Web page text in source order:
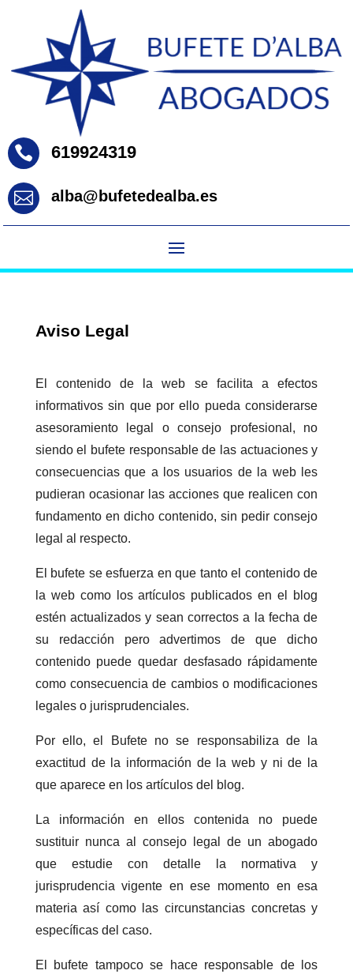
 619924319
 alba@bufetedealba.es
Aviso Legal
El contenido de la web se facilita a efectos
informativos sin que por ello pueda considerarse
asesoramiento legal o consejo profesional, no
siendo el bufete responsable de las actuaciones y
consecuencias que a los usuarios de la web les
pudieran ocasionar las acciones que realicen con
fundamento en dicho contenido, sin pedir consejo
legal al respecto.
El bufete se esfuerza en que tanto el contenido de
la web como los artículos publicados en el blog
estén actualizados y sean correctos a la fecha de
su redacción pero advertimos de que dicho
contenido puede quedar desfasado rápidamente
como consecuencia de cambios o modificaciones
legales o jurisprudenciales.
Por ello, el Bufete no se responsabiliza de la
exactitud de la información de la web y ni de la
que aparece en los artículos del blog.
La información en ellos contenida no puede
sustituir nunca al consejo legal de un abogado
que estudie con detalle la normativa y
jurisprudencia vigente en ese momento en esa
materia así como las circunstancias concretas y
específicas del caso.
El bufete tampoco se hace responsable de los